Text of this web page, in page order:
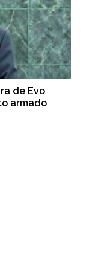
de Evo
armado